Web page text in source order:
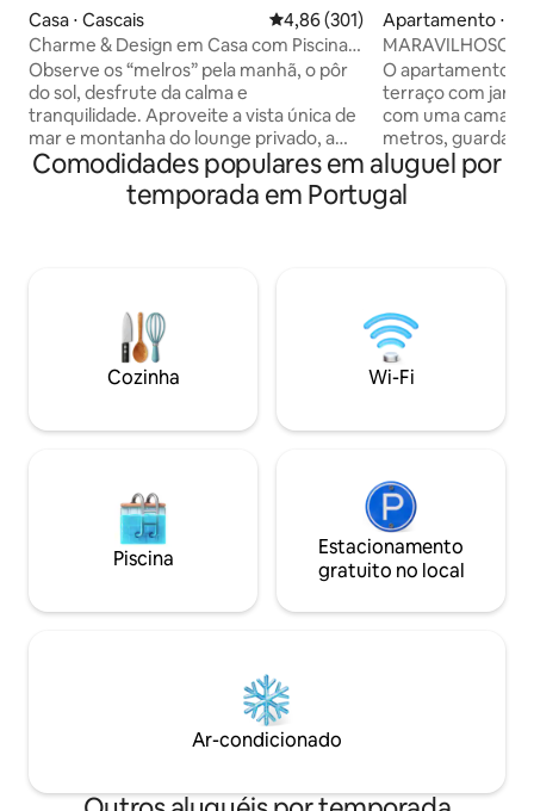
Casa ⋅ Cascais 4,86 de uma avaliação média de
4,86 (301)
Charme & Design em Casa com Piscina e
Vista Magnífica de Mar e Montanha
Observe os “melros” pela manhã, o pôr
do sol, desfrute da calma e
tranquilidade. Aproveite a vista única de
mar e montanha do lounge privado, a
piscina infinita, a “Serra de Sintra”-a
montanha mágica, os seus bosques
encantados, conventos e palácios.
mediante pagamento suplementar. Para
mais informações contatar diretamente
com o anfitrião. Uma Villa de montanha
construída à mais de 100 anos ,
com uma envolvente única e uma vista
recentemente e ampliada com uma
construção moderna e de design
desfrutando da vista e da envolvente .
ao Guincho ao Cabo Espichel. A dois
e junto de bons restaurantes , de cafés
com bom ambiente , a pequena aldeia
tem supermercado e farmácia para sua
e cozinha, totalmente privativa e acesso
Apartamento ⋅
MARAVILHOSO
O apartamento
terraço com
com uma cama
metros, guarda-
sala de estar com
cabo e Netflix,
bluetooth Rotel e
Nexpresso.
incluindo bidê e
cabelo e
xampu e creme
Comodidades populares em aluguel por
temporada em Portugal
Cozinha Wi-Fi
Piscina
Estacionamento
gratuito no local
Ar-condicionado